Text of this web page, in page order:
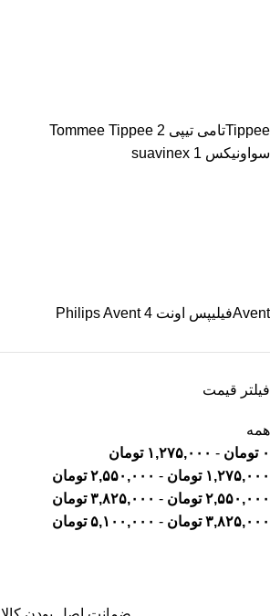
Tippeeتامی تیپی Tommee Tippee 2
سواونیکس suavinex 1
Aventفیلیپس اونت Philips Avent 4
فیلتر قیمت
همه
۰ تومان - ۱,۲۷۵,۰۰۰ تومان
۱,۲۷۵,۰۰۰ تومان - ۲,۵۵۰,۰۰۰ تومان
۲,۵۵۰,۰۰۰ تومان - ۳,۸۲۵,۰۰۰ تومان
۳,۸۲۵,۰۰۰ تومان - ۵,۱۰۰,۰۰۰ تومان